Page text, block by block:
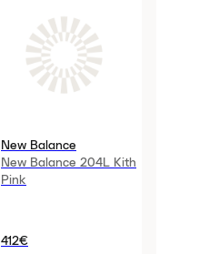
New Balance
New Balance 204L Kith
Pink
412€